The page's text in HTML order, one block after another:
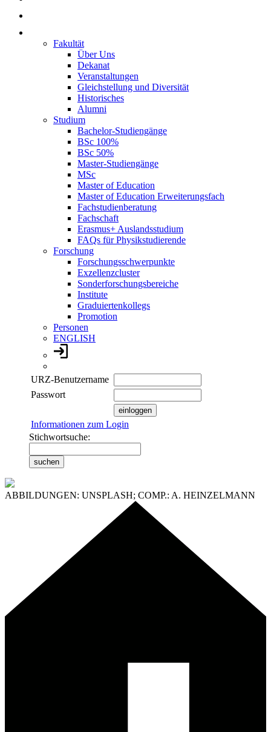
Fakultät
Über Uns
Dekanat
Veranstaltungen
Gleichstellung und Diversität
Historisches
Alumni
Studium
Bachelor-Studiengänge
BSc 100%
BSc 50%
Master-Studiengänge
MSc
Master of Education
Master of Education Erweiterungsfach
Fachstudienberatung
Fachschaft
Erasmus+ Auslandsstudium
FAQs für Physikstudierende
Forschung
Forschungsschwerpunkte
Exzellenzcluster
Sonderforschungsbereiche
Institute
Graduiertenkollegs
Promotion
Personen
ENGLISH
URZ-Benutzername
Passwort
Informationen zum Login
Stichwortsuche:
ABBILDUNGEN: UNSPLASH; COMP.: A. HEINZELMANN